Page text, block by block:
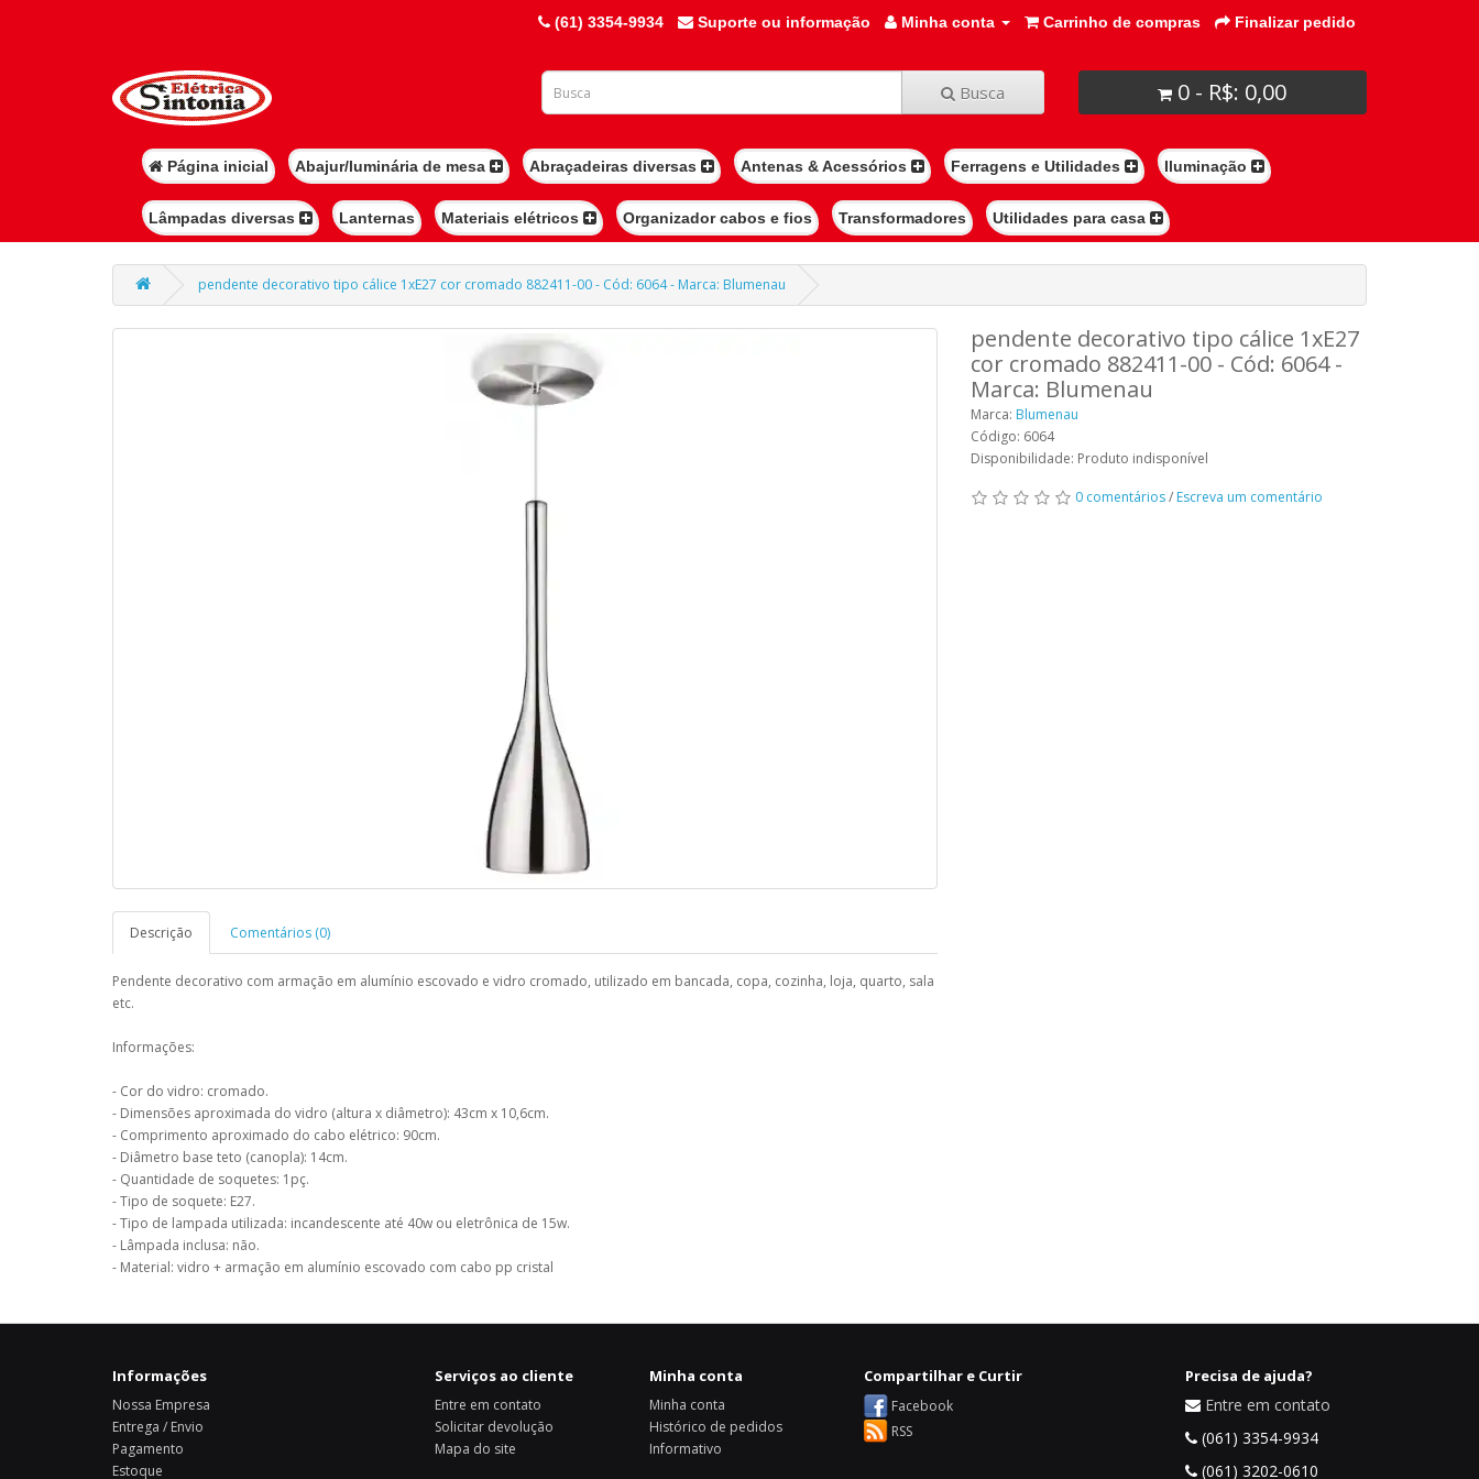
(61) 3354-9934 Suporte ou informação Minha conta Carrinho de compras Finalizar pedido
Busca 0 - R$: 0,00
Página inicial Abajur/luminária de mesa Abraçadeiras diversas Antenas & Acessórios Ferragens e Utilidades Iluminação
Lâmpadas diversas Lanternas Materiais elétricos Organizador cabos e fios Transformadores Utilidades para casa
pendente decorativo tipo cálice 1xE27 cor cromado 882411-00 - Cód: 6064 - Marca: Blumenau
Descrição Comentários (0)
Pendente decorativo com armação em alumínio escovado e vidro cromado, utilizado em bancada, copa, cozinha, loja, quarto, sala
etc.
Informações:
- Cor do vidro: cromado.
- Dimensões aproximada do vidro (altura x diâmetro): 43cm x 10,6cm.
- Comprimento aproximado do cabo elétrico: 90cm.
- Diâmetro base teto (canopla): 14cm.
- Quantidade de soquetes: 1pç.
- Tipo de soquete: E27.
- Tipo de lampada utilizada: incandescente até 40w ou eletrônica de 15w.
- Lâmpada inclusa: não.
- Material: vidro + armação em alumínio escovado com cabo pp cristal
pendente decorativo tipo cálice 1xE27
cor cromado 882411-00 - Cód: 6064 -
Marca: Blumenau
Marca: Blumenau
Código: 6064
Disponibilidade: Produto indisponível
0 comentários/ Escreva um comentário
Informações
Nossa Empresa
Entrega / Envio
Pagamento
Estoque
Serviços ao cliente
Entre em contato
Solicitar devolução
Mapa do site
Minha conta
Minha conta
Histórico de pedidos
Informativo
Compartilhar e Curtir
Facebook
RSS
Precisa de ajuda?
Entre em contato
(061) 3354-9934
(061) 3202-0610